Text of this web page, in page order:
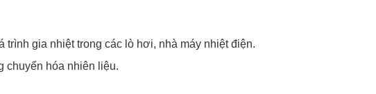
gia nhiệt trong các lò hơi, nhà máy nhiệt điện.
chuyển hóa nhiên liệu.